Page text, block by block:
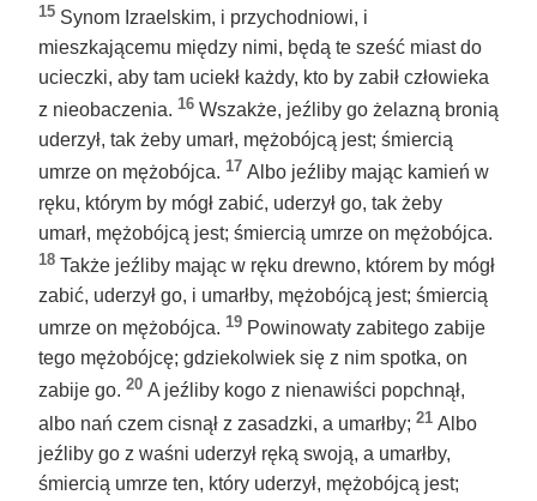
15 Synom Izraelskim, i przychodniowi, i
mieszkającemu między nimi, będą te sześć miast do
ucieczki, aby tam uciekł każdy, kto by zabił człowieka
z nieobaczenia. 16 Wszakże, jeźliby go żelazną bronią
uderzył, tak żeby umarł, mężobójcą jest; śmiercią
umrze on mężobójca. 17 Albo jeźliby mając kamień w
ręku, którym by mógł zabić, uderzył go, tak żeby
umarł, mężobójcą jest; śmiercią umrze on mężobójca.
18 Także jeźliby mając w ręku drewno, którem by mógł
zabić, uderzył go, i umarłby, mężobójcą jest; śmiercią
umrze on mężobójca. 19 Powinowaty zabitego zabije
tego mężobójcę; gdziekolwiek się z nim spotka, on
zabije go. 20 A jeźliby kogo z nienawiści popchnął,
albo nań czem cisnął z zasadzki, a umarłby; 21 Albo
jeźliby go z waśni uderzył ręką swoją, a umarłby,
śmiercią umrze ten, który uderzył, mężobójcą jest;